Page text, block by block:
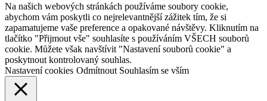
Na našich webových stránkách používáme soubory cookie,
abychom vám poskytli co nejrelevantnější zážitek tím, že si
zapamatujeme vaše preference a opakované návštěvy. Kliknutím na
tlačítko "Přijmout vše" souhlasíte s používáním VŠECH souborů
cookie. Můžete však navštívit "Nastavení souborů cookie" a
poskytnout kontrolovaný souhlas.
Nastavení cookies Odmítnout Souhlasím se vším